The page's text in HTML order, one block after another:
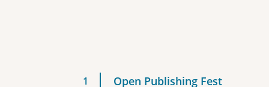
Open Publishing Fest